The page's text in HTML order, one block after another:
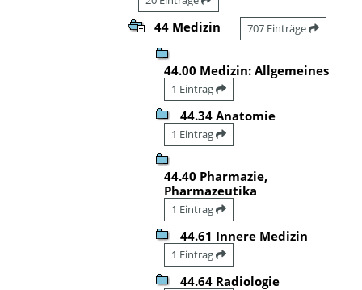
44 Medizin 707 Einträge
44.00 Medizin: Allgemeines
1 Eintrag
44.34 Anatomie
1 Eintrag
44.40 Pharmazie,
Pharmazeutika
1 Eintrag
44.61 Innere Medizin
1 Eintrag
44.64 Radiologie